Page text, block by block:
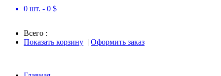
0 шт. - 0 $
Всего :
Показать корзину | Оформить заказ